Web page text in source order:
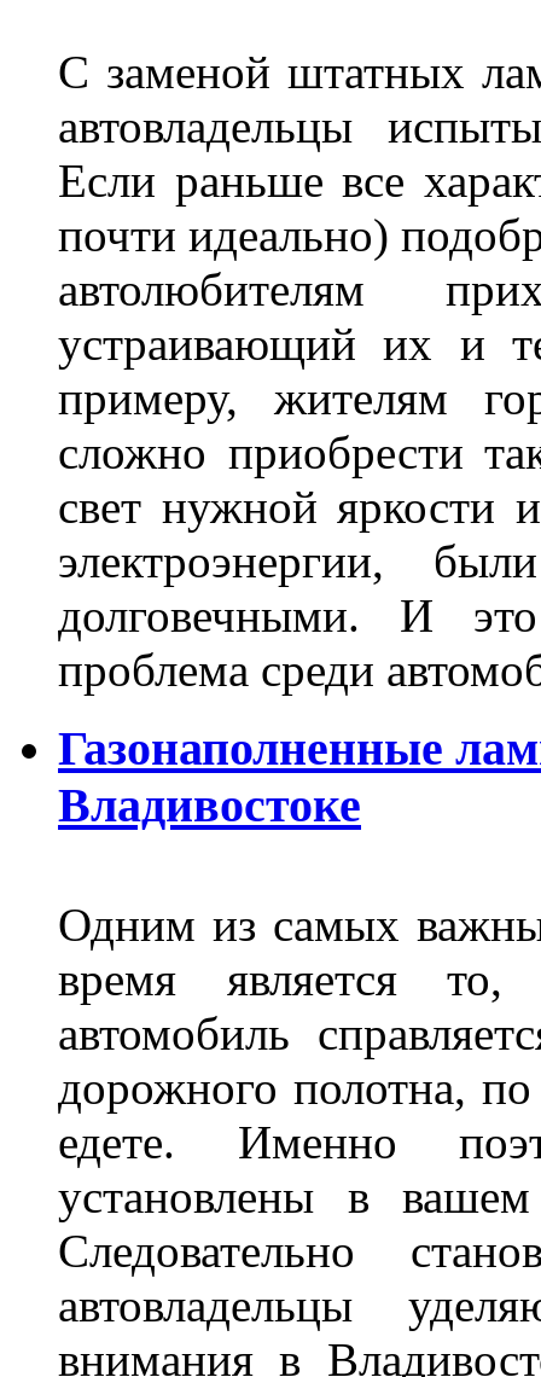
С заменой штатных
автовладельцы
Если раньше все
почти идеально)
автолюбителям
устраивающий их и
примеру, жителям
сложно приобрести
свет нужной яркости
электроэнергии,
долговечными. И
проблема среди
Газонаполненные
Владивостоке
Одним из самых
время является то,
автомобиль
дорожного полотна,
едете. Именно
установлены в
Следовательно
автовладельцы
внимания в